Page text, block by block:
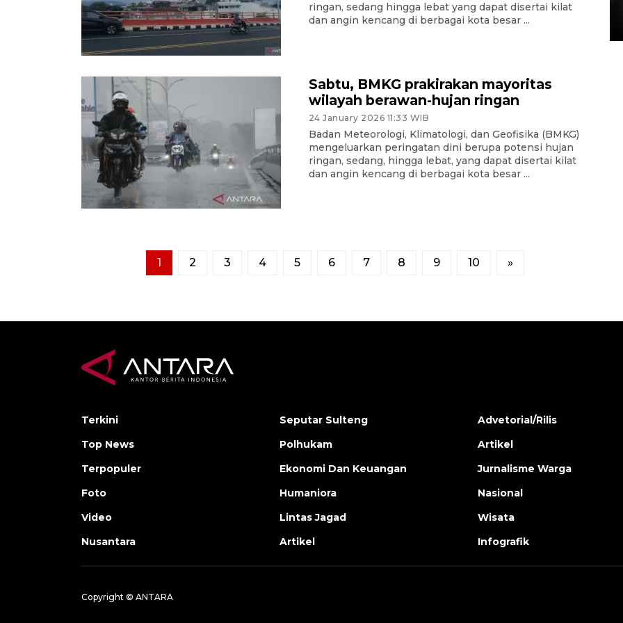
mengeluarkan peringatan dini berupa potensi hujan
ringan, sedang hingga lebat yang dapat disertai kilat
Sabtu, BMKG prakirakan mayoritas
wilayah berawan-hujan ringan
24 January 2026 11:33 WIB
Badan Meteorologi, Klimatologi, dan Geofisika (BMKG)
mengeluarkan peringatan dini berupa potensi hujan
ringan, sedang, hingga lebat, yang dapat disertai kilat
1
di Satpas Polresta Palu
15 July 2026 14:08 WIB